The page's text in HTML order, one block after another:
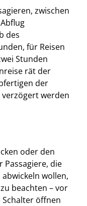
zwischen
des
für Reisen
Stunden
rät der
der
verzögert werden
oder den
Passagiere, die
wollen,
beachten – vor
öffnen